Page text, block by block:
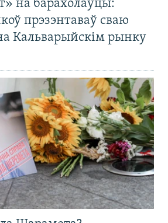
на барахолаўцы:
прэзэнтаваў сваю
Кальварыйскім рынку